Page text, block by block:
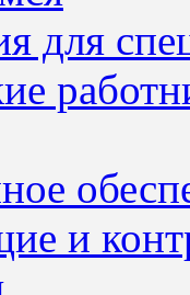
для
и